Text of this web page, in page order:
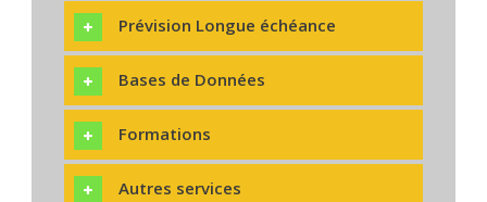
Prévision Longue échéance
Bases de Données
Formations
Autres services